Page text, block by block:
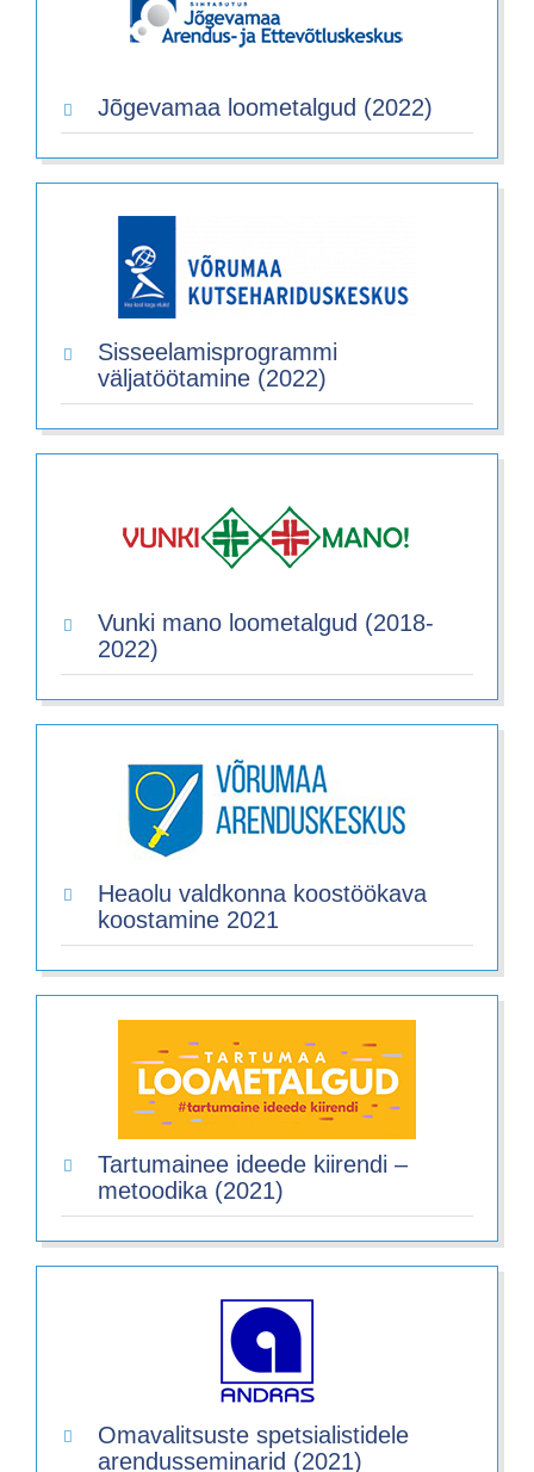
Jõgevamaa loometalgud (2022)
Sisseelamisprogrammi
väljatöötamine (2022)
Vunki mano loometalgud (2018-
2022)
Heaolu valdkonna koostöökava
koostamine 2021
Tartumainee ideede kiirendi –
metoodika (2021)
Omavalitsuste spetsialistidele
arendusseminarid (2021)